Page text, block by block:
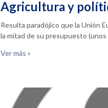
Agricultura y
Resulta paradójico que la Unión
la mitad de su presupuesto
Ver más »